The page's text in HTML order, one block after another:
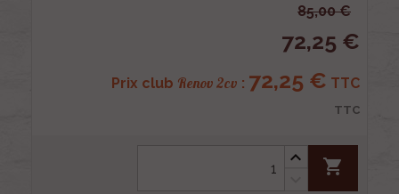
85,00 €
72,25 €
Prix club Renov 2cv : 72,25 € TTC
TTC
shopping_cart